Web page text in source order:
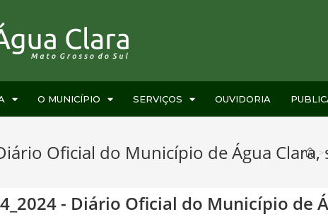
O MUNICÍPIO SERVIÇOS OUVIDORIA
Oficial do Município de Água >
- Diário Oficial do Município de